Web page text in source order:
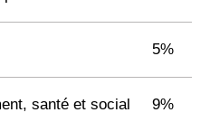
5%
santé et social 9%